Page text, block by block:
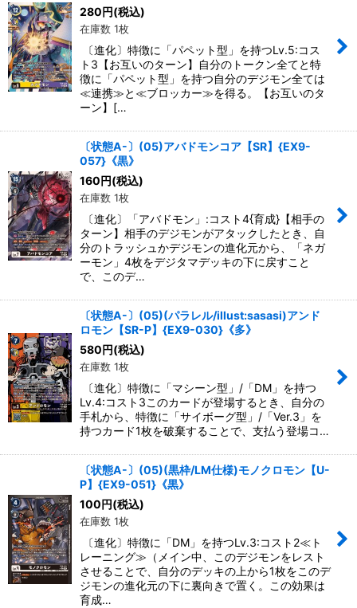
280 円(税込)
在庫数 1枚
〔進化〕特徴に「パペット型」を持つLv.5:コス
ト3【お互いのターン】自分のトークン全てと特
徴に「パペット型」を持つ自分のデジモン全ては
≪連携≫と≪ブロッカー≫を得る。【お互いのタ
ーン】[…
〔状態A-〕(05)アバドモンコア【SR】{EX9-
057}《黒》
160 円(税込)
在庫数 1枚
〔進化〕「アバドモン」:コスト4{育成}【相手の
ターン】相手のデジモンがアタックしたとき、自
分のトラッシュかデジモンの進化元から、「ネガ
ーモン」4枚をデジタマデッキの下に戻すこと
で、このデ…
〔状態A-〕(05)(パラレル/illust:sasasi)アンド
ロモン【SR-P】{EX9-030}《多》
580 円(税込)
在庫数 1枚
〔進化〕特徴に「マシーン型」/「DM」を持つ
Lv.4:コスト3このカードが登場するとき、自分の
手札から、特徴に「サイボーグ型」/「Ver.3」を
持つカード1枚を破棄することで、支払う登場コ…
〔状態A-〕(05)(黒枠/LM仕様)モノクロモン【U-
P】{EX9-051}《黒》
100 円(税込)
在庫数 1枚
〔進化〕特徴に「DM」を持つLv.3:コスト2≪ト
レーニング≫（メイン中、このデジモンをレスト
させることで、自分のデッキの上から1枚をこのデ
ジモンの進化元の下に裏向きで置く。この効果は
育成…